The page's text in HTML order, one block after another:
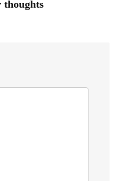
thoughts